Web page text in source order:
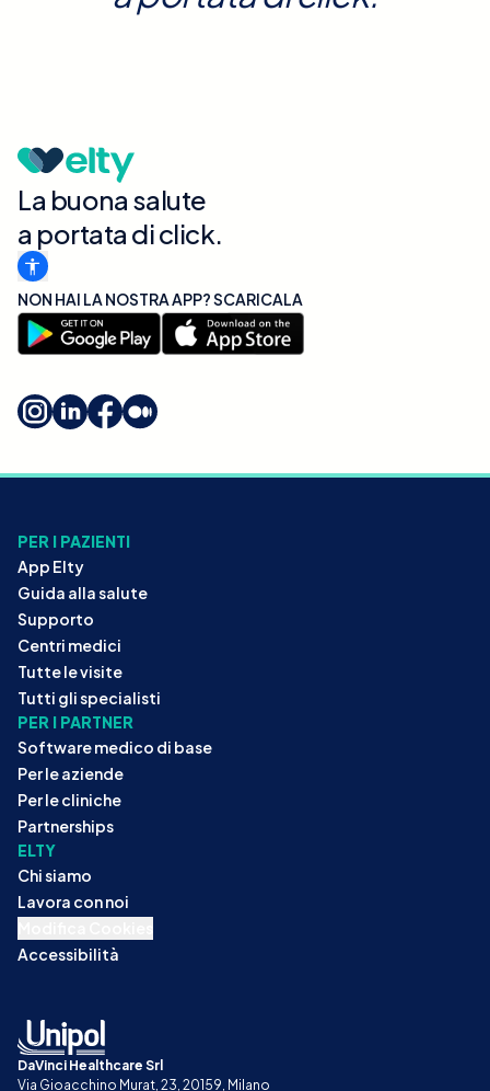
La buona salute
a portata di click.
NON HAI LA NOSTRA APP? SCARICALA
PER I PAZIENTI
App Elty
Guida alla salute
Supporto
Centri medici
Tutte le visite
Tutti gli specialisti
PER I PARTNER
Software medico di base
Per le aziende
Per le cliniche
Partnerships
ELTY
Chi siamo
Lavora con noi
Accessibilità
DaVinci Healthcare Srl
Via Gioacchino Murat, 23, 20159, Milano